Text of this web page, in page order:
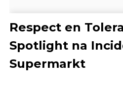
Respect en
Spotlight na
Supermarkt